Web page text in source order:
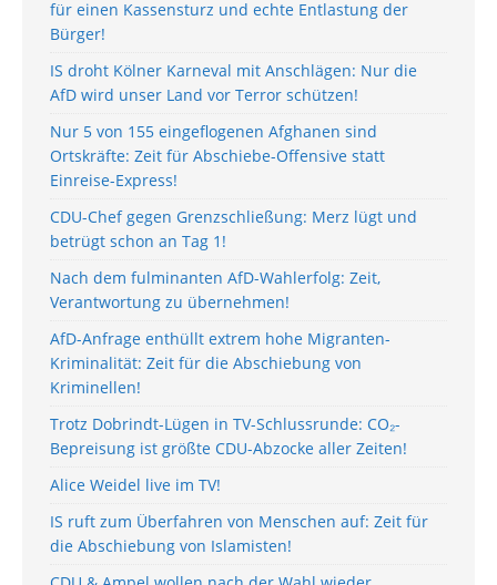
für einen Kassensturz und echte Entlastung der
Bürger!
IS droht Kölner Karneval mit Anschlägen: Nur die
AfD wird unser Land vor Terror schützen!
Nur 5 von 155 eingeflogenen Afghanen sind
Ortskräfte: Zeit für Abschiebe-Offensive statt
Einreise-Express!
CDU-Chef gegen Grenzschließung: Merz lügt und
betrügt schon an Tag 1!
Nach dem fulminanten AfD-Wahlerfolg: Zeit,
Verantwortung zu übernehmen!
AfD-Anfrage enthüllt extrem hohe Migranten-
Kriminalität: Zeit für die Abschiebung von
Kriminellen!
Trotz Dobrindt-Lügen in TV-Schlussrunde: CO₂-
Bepreisung ist größte CDU-Abzocke aller Zeiten!
Alice Weidel live im TV!
IS ruft zum Überfahren von Menschen auf: Zeit für
die Abschiebung von Islamisten!